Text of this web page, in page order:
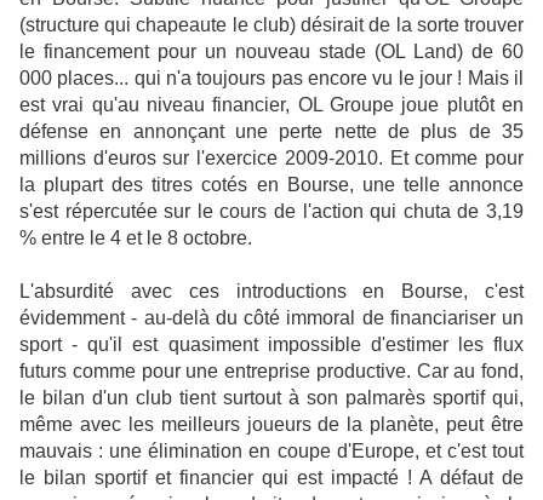
(structure qui chapeaute le club) désirait de la sorte trouver
le financement pour un nouveau stade (OL Land) de 60
000 places... qui n'a toujours pas encore vu le jour ! Mais il
est vrai qu'au niveau financier, OL Groupe joue plutôt en
défense en annonçant une perte nette de plus de 35
millions d'euros sur l'exercice 2009-2010. Et comme pour
la plupart des titres cotés en Bourse, une telle annonce
s'est répercutée sur le cours de l'action qui chuta de 3,19
% entre le 4 et le 8 octobre.
L'absurdité avec ces introductions en Bourse, c'est
évidemment - au-delà du côté immoral de financiariser un
sport - qu'il est quasiment impossible d'estimer les flux
futurs comme pour une entreprise productive. Car au fond,
le bilan d'un club tient surtout à son palmarès sportif qui,
même avec les meilleurs joueurs de la planète, peut être
mauvais : une élimination en coupe d'Europe, et c'est tout
le bilan sportif et financier qui est impacté ! A défaut de